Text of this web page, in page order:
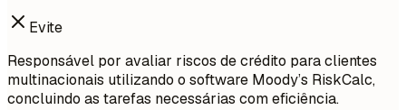
Evite
Responsável por avaliar riscos de crédito para clientes
multinacionais utilizando o software Moody’s RiskCalc,
concluindo as tarefas necessárias com eficiência.